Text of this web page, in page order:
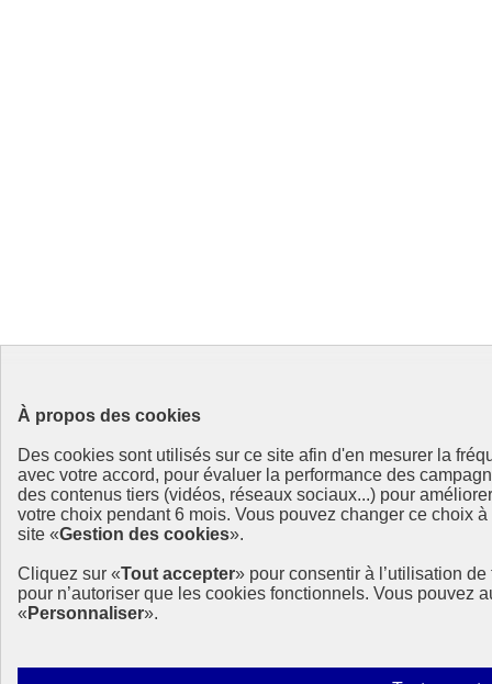
À propos des cookies
Des cookies sont utilisés sur ce site afin d'en mesurer la
avec votre accord, pour évaluer la performance des
des contenus tiers (vidéos, réseaux sociaux...) pour
votre choix pendant 6 mois. Vous pouvez changer ce choix
site «Gestion des cookies».
Cliquez sur «Tout accepter» pour consentir à l’utilisation
pour n’autoriser que les cookies fonctionnels. Vous pouvez
« Personnaliser».